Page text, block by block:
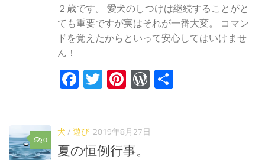
２歳です。 愛犬のしつけは継続することがと
ても重要ですが実はそれが一番大変。 コマン
ドを覚えたからといって安心してはいけませ
ん！
Facebook
Twitter
Pinterest
WordPress
0
犬 / 遊び 2019年8月27日
夏の恒例行事。